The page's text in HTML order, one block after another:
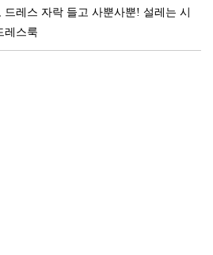
레스 자락 들고 사뿐사뿐! 설레는 시
레스룩